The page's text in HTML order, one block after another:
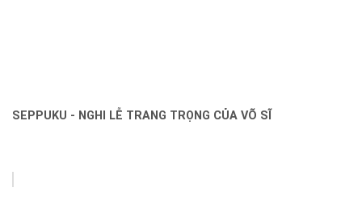
SEPPUKU - NGHI LỄ TRANG TRỌNG CỦA VÕ SĨ